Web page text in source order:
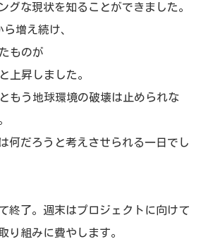
グな現状を知ることができました。
ら増え続け、
ものが
上昇しました。
もう地球環境の破壊は止められな
何だろうと考えさせられる一日でし
終了。週末はプロジェクトに向けて
り組みに費やします。